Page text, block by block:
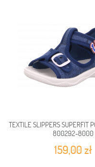
TEXTILE SLIPPERS SUPERFIT
800292-8000
159,00 zł